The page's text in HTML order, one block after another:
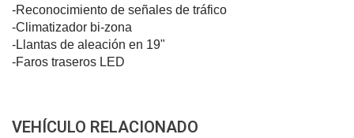
-Reconocimiento de señales de tráfico
-Climatizador bi-zona
-Llantas de aleación en 19"
-Faros traseros LED
VEHÍCULO RELACIONADO